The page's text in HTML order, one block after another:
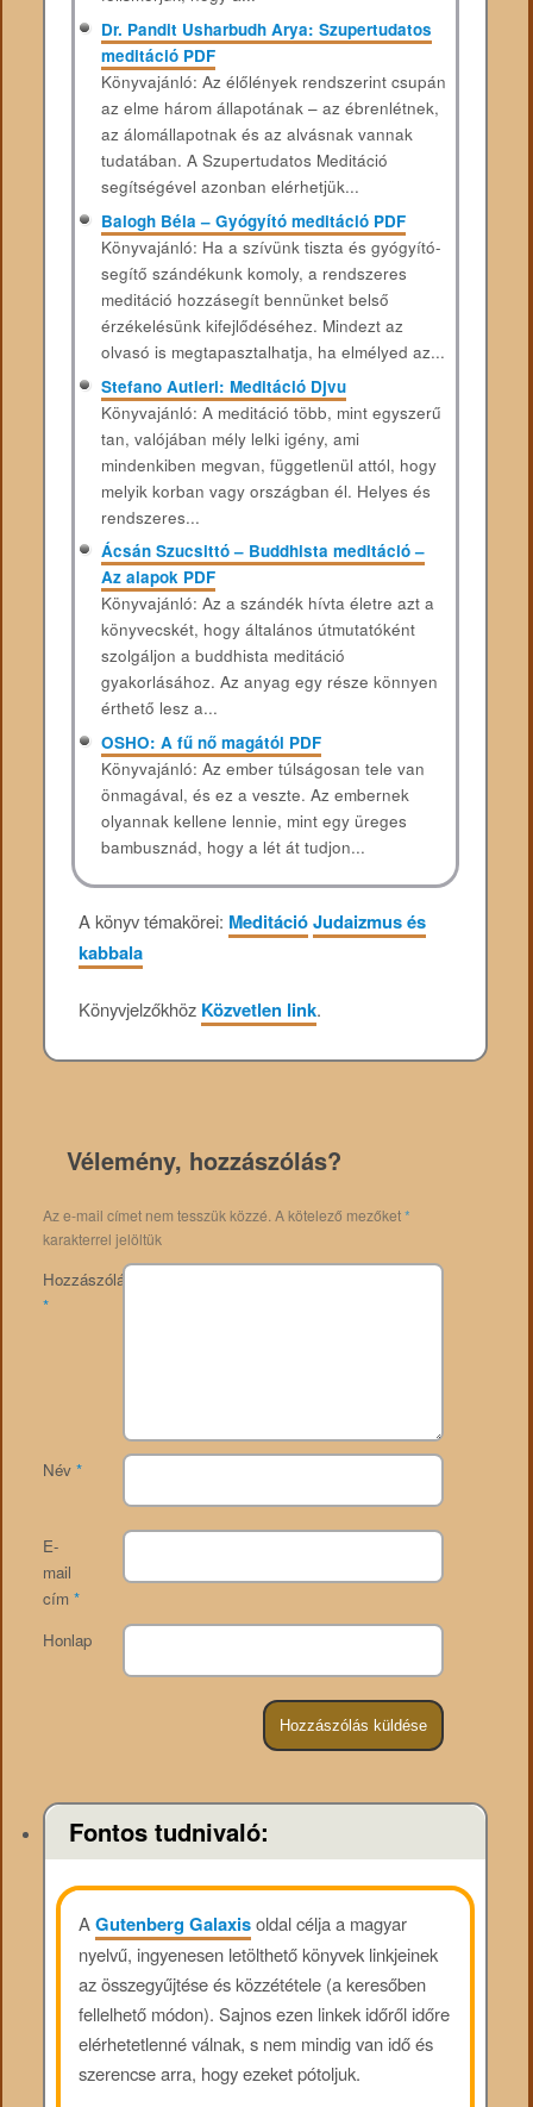
Dr. Pandit Usharbudh Arya: Szupertudatos
meditáció PDF
Könyvajánló: Az élőlények rendszerint csupán
az elme három állapotának – az ébrenlétnek,
az álomállapotnak és az alvásnak vannak
tudatában. A Szupertudatos Meditáció
segítségével azonban elérhetjük...
Balogh Béla – Gyógyító meditáció PDF
Könyvajánló: Ha a szívünk tiszta és gyógyító-
segítő szándékunk komoly, a rendszeres
meditáció hozzásegít bennünket belső
érzékelésünk kifejlődéséhez. Mindezt az
olvasó is megtapasztalhatja, ha elmélyed az...
Stefano Autieri: Meditáció Djvu
Könyvajánló: A meditáció több, mint egyszerű
tan, valójában mély lelki igény, ami
mindenkiben megvan, függetlenül attól, hogy
melyik korban vagy országban él. Helyes és
rendszeres...
Ácsán Szucsittó – Buddhista meditáció –
Az alapok PDF
Könyvajánló: Az a szándék hívta életre azt a
könyvecskét, hogy általános útmutatóként
szolgáljon a buddhista meditáció
gyakorlásához. Az anyag egy része könnyen
érthető lesz a...
OSHO: A fű nő magától PDF
Könyvajánló: Az ember túlságosan tele van
önmagával, és ez a veszte. Az embernek
olyannak kellene lennie, mint egy üreges
bambusznád, hogy a lét át tudjon...
A könyv témakörei: MeditációJudaizmus és
kabbala
Könyvjelzőkhöz Közvetlen link.
Vélemény, hozzászólás?
Az e-mail címet nem tesszük közzé. A kötelező mezőket*
karakterrel jelöltük
Hozzászólás
*
Név *
E-
mail
cím *
Honlap
Fontos tudnivaló:
AGutenberg Galaxisoldal célja a magyar
nyelvű, ingyenesen letölthető könyvek linkjeinek
az összegyűjtése és közzététele (a keresőben
fellelhető módon). Sajnos ezen linkek időről időre
elérhetetlenné válnak, s nem mindig van idő és
szerencse arra, hogy ezeket pótoljuk.